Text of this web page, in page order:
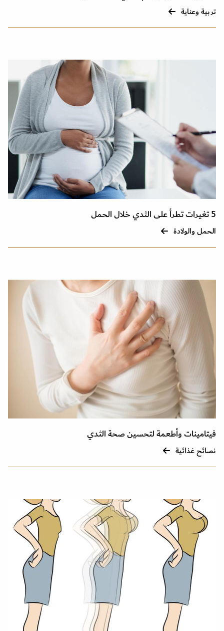
تربية وعناية
5 تغيرات تطرأ على الثدي خلال الحمل
الحمل والولادة
فيتامينات وأطعمة لتحسين صحة الثدي
نصائح غذائية